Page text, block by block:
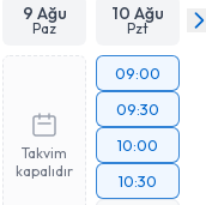
9 Ağu
Paz
10 Ağu
Pzt
Takvim
kapalıdır
09:00
09:30
10:00
10:30